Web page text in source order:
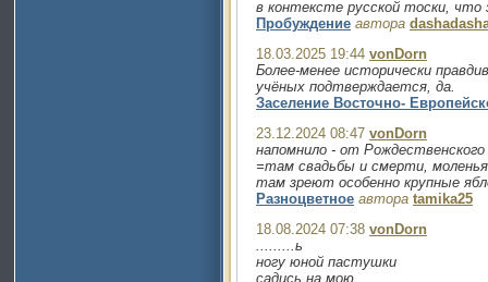
в контексте русской тоски, что
Пробуждение автора
18.03.2025 19:44 vonDorn
Более-менее исторически
учёных подтверждается, да.
Заселение Восточно-
23.12.2024 08:47 vonDorn
напомнило - от
=там свадьбы и смерти,
там зреют особенно крупные
Разноцветное автора tamika25
18.08.2024 07:38 vonDorn
.........ь
ногу юной пастушки
садись на мою